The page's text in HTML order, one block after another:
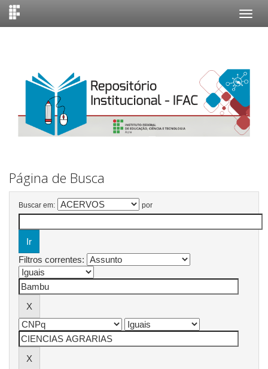
Página de Busca
Buscar em: por
Filtros correntes: